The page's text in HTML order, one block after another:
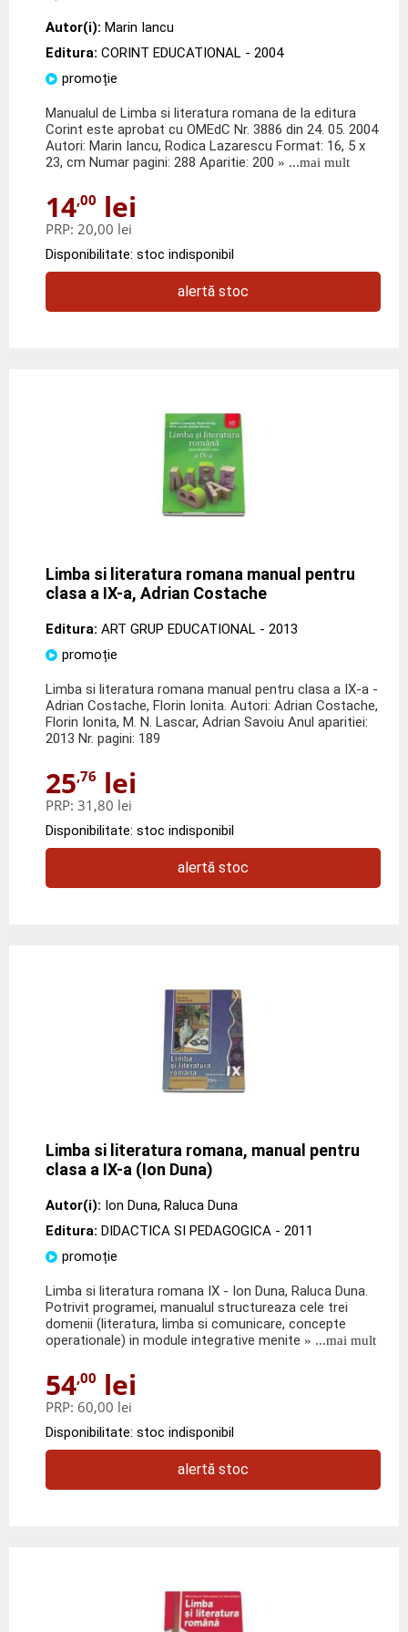
Autor(i): Marin Iancu
Editura: CORINT EDUCATIONAL - 2004
promoție
Manualul de Limba si literatura romana de la editura
Corint este aprobat cu OMEdC Nr. 3886 din 24. 05. 2004
Autori: Marin Iancu, Rodica Lazarescu Format: 16, 5 x
23, cm Numar pagini: 288 Aparitie: 200 » ...mai mult
14,00 lei
PRP: 20,00 lei
Disponibilitate: stoc indisponibil
alertă stoc
Limba si literatura romana manual pentru
clasa a IX-a, Adrian Costache
Editura: ART GRUP EDUCATIONAL - 2013
promoție
Limba si literatura romana manual pentru clasa a IX-a -
Adrian Costache, Florin Ionita. Autori: Adrian Costache,
Florin Ionita, M. N. Lascar, Adrian Savoiu Anul aparitiei:
2013 Nr. pagini: 189
25,76 lei
PRP: 31,80 lei
Disponibilitate: stoc indisponibil
alertă stoc
Limba si literatura romana, manual pentru
clasa a IX-a (Ion Duna)
Autor(i): Ion Duna, Raluca Duna
Editura: DIDACTICA SI PEDAGOGICA - 2011
promoție
Limba si literatura romana IX - Ion Duna, Raluca Duna.
Potrivit programei, manualul structureaza cele trei
domenii (literatura, limba si comunicare, concepte
operationale) in module integrative menite » ...mai mult
54,00 lei
PRP: 60,00 lei
Disponibilitate: stoc indisponibil
alertă stoc